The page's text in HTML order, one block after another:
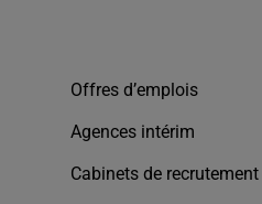
Offres d’emplois
Agences intérim
Cabinets de recrutement